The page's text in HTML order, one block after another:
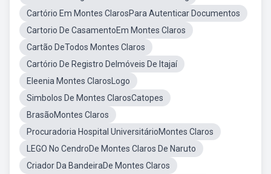
Cartório Em Montes ClarosPara Autenticar Documentos
Cartorio De CasamentoEm Montes Claros
Cartão DeTodos Montes Claros
Cartório De Registro DeImóveis De Itajaí
Eleenia Montes ClarosLogo
Simbolos De Montes ClarosCatopes
BrasãoMontes Claros
Procuradoria Hospital UniversitárioMontes Claros
LEGO No CendroDe Montes Claros De Naruto
Criador Da BandeiraDe Montes Claros